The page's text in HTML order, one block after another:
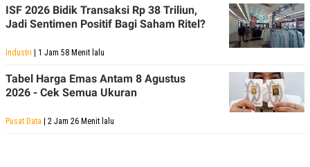
ISF 2026 Bidik Transaksi Rp 38 Triliun,
Jadi Sentimen Positif Bagi Saham Ritel?
Industri | 1 Jam 58 Menit lalu
Tabel Harga Emas Antam 8 Agustus
2026 - Cek Semua Ukuran
Pusat Data | 2 Jam 26 Menit lalu